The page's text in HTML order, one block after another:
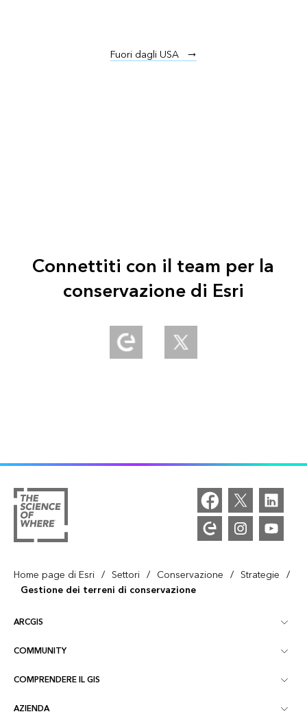
Fuori dagli USA
Connettiti con il team per la
conservazione di Esri
Explore our Esri Community
Follow us on Twitter
Home page di Esri / Settori / Conservazione / Strategie /
Gestione dei terreni di conservazione
ARCGIS
Panoramica ArcGIS
Mappatura
COMMUNITY
Community Esri
COMPRENDERE IL GIS
Cos'è il GIS?
AZIENDA